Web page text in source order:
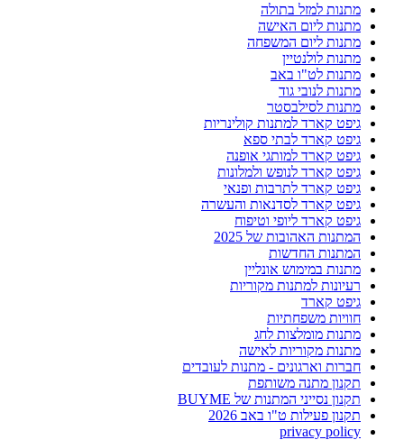
מתנות למזל בתולה
מתנות ליום האישה
מתנות ליום המשפחה
מתנות לולנטיין
מתנות לט"ו באב
מתנות לנובי גוד
מתנות לסילבסטר
גיפט קארד למתנות קולינריות
גיפט קארד לבתי ספא
גיפט קארד למותגי אופנה
גיפט קארד לנופש ולמלונות
גיפט קארד לתרבות ופנאי
גיפט קארד לסדנאות והעשרה
גיפט קארד ליופי וטיפוח
המתנות האהובות של 2025
המתנות החדשות
מתנות במימוש אונליין
רעיונות למתנות מקוריות
גיפט קארד
חוויות משפחתיות
מתנות מומלצות לחג
מתנות מקוריות לאישה
חברות וארגונים - מתנות לעובדים
תקנון מתנה משותפת
תקנון נסייני המתנות של BUYME
תקנון פעילות ט"ו באב 2026
privacy policy